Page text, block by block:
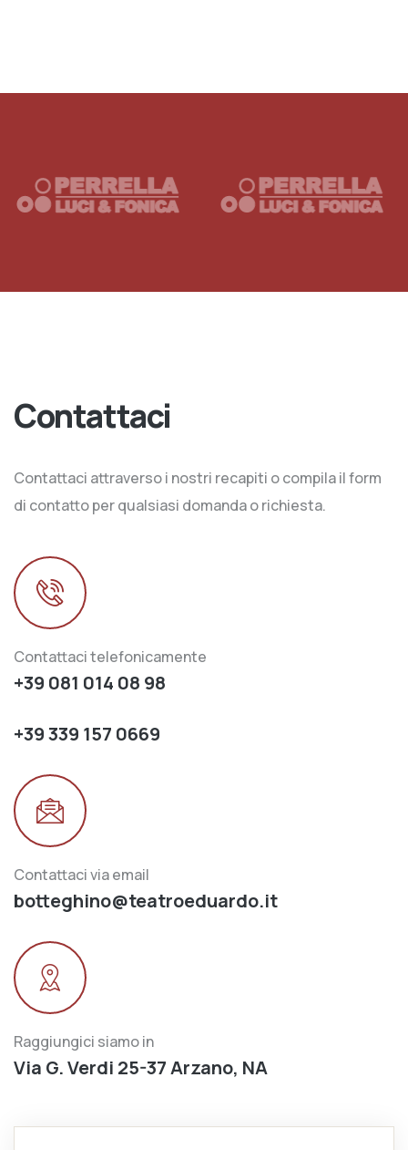
Contattaci
Contattaci attraverso i nostri recapiti o compila il form
di contatto per qualsiasi domanda o richiesta.
Contattaci telefonicamente
+39 081 014 08 98
+39 339 157 0669
Contattaci via email
botteghino@teatroeduardo.it
Raggiungici siamo in
Via G. Verdi 25-37 Arzano, NA